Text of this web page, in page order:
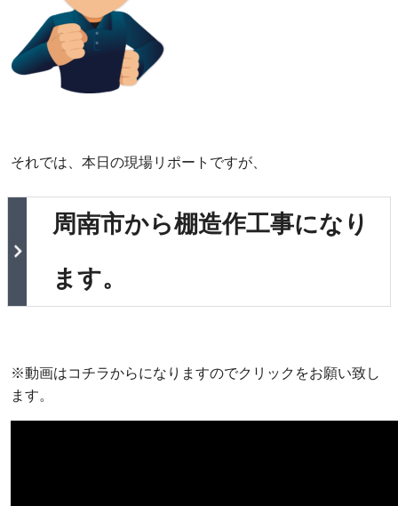
それでは、本日の現場リポートですが、
周南市から棚造作工事になり
ます。
※動画はコチラからになりますのでクリックをお願い致し
ます。